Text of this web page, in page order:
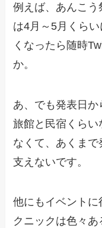
例えば、あんこ
は4月～5月くら
くなったら随時
か。
あ、でも発表日
旅館と民宿くら
なくて、あくま
支えないです。
他にもイベント
クニックは色々